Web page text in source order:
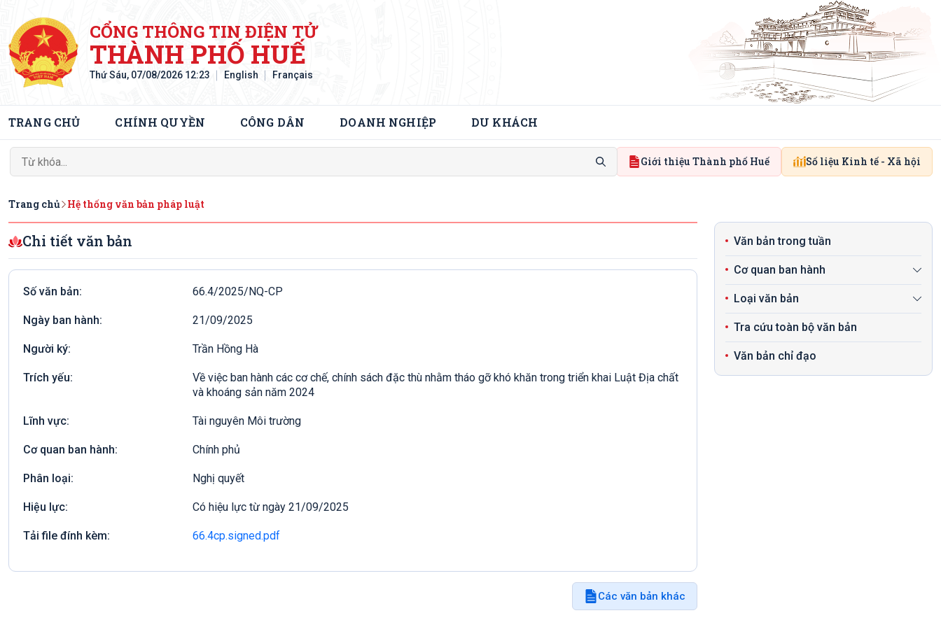
CỔNG THÔNG TIN ĐIỆN TỬ
THÀNH PHỐ HUẾ
Thứ Sáu, 07/08/2026 12:23 English Français
TRANG CHỦ CHÍNH QUYỀN CÔNG DÂN DOANH NGHIỆP DU KHÁCH
Giới thiệu Thành phố Huế Số liệu Kinh tế - Xã hội
Trang chủ Hệ thống văn bản pháp luật
Chi tiết văn bản
Số văn bản: 66.4/2025/NQ-CP
Ngày ban hành: 21/09/2025
Người ký: Trần Hồng Hà
Trích yếu:
Về việc ban hành các cơ chế, chính sách đặc thù nhằm tháo gỡ khó khăn trong triển khai Luật Địa chất
và khoáng sản năm 2024
Lĩnh vực: Tài nguyên Môi trường
Cơ quan ban hành: Chính phủ
Phân loại: Nghị quyết
Hiệu lực: Có hiệu lực từ ngày 21/09/2025
Tải file đính kèm: 66.4cp.signed.pdf
Các văn bản khác
Văn bản trong tuần
Cơ quan ban hành
Loại văn bản
Tra cứu toàn bộ văn bản
Văn bản chỉ đạo